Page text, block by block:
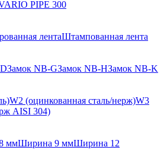
PIPE 300
лентаШтампованная лента
Замок NB-GЗамок NB-HЗамок NB-K
W2 (оцинкованная сталь/нерж)W3
AISI 304)
ммШирина 9 ммШирина 12